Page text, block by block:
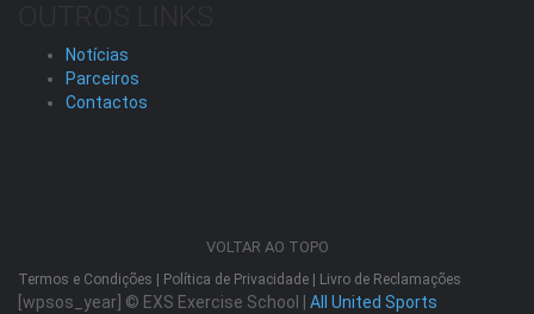
Notícias
Parceiros
Contactos
VOLTAR AO TOPO
Termos e Condições Política de Privacidade Livro de Reclamações
[wpsos_year] © EXS Exercise School | All United Sports